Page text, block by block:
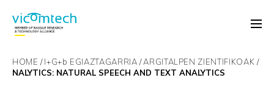
HOME I+G+b EGIAZTAGARRIA ARGITALPEN ZIENTIFIKOAK
NALYTICS: NATURAL SPEECH AND TEXT ANALYTICS